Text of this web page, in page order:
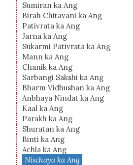
Sumiran ka Ang
Birah Chitavani ka Ang
Pativrata ka Ang
Jarna ka Ang
Sukarmi Pativrata ka Ang
Mann ka Ang
Chanik ka Ang
Sarbangi Sakshi ka Ang
Bharm Vidhushan ka Ang
Anbhaya Nindat ka Ang
Kaal ka Ang
Parakh ka Ang
Shuratan ka Ang
Binti ka Ang
Achla ka Ang
Nischaya ka Ang